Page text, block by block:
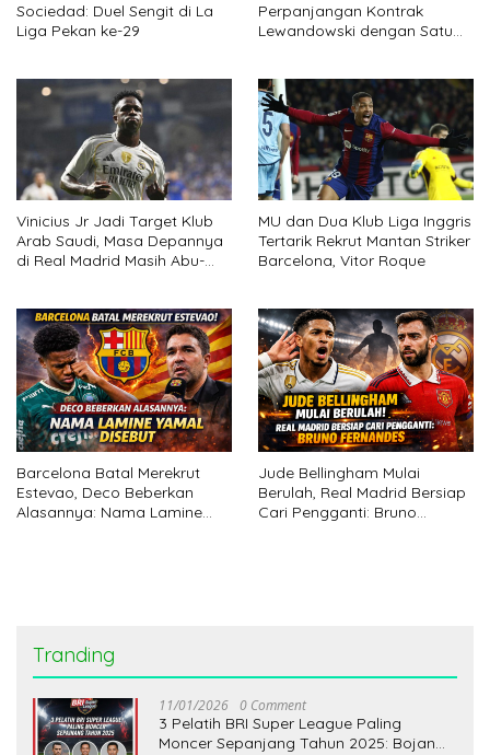
Sociedad: Duel Sengit di La
Liga Pekan ke-29
Perpanjangan Kontrak
Lewandowski dengan Satu
Vinicius Jr Jadi Target Klub
Arab Saudi, Masa Depannya
di Real Madrid Masih Abu-
MU dan Dua Klub Liga Inggris
Tertarik Rekrut Mantan Striker
Barcelona, Vitor Roque
Barcelona Batal Merekrut
Estevao, Deco Beberkan
Alasannya: Nama Lamine
Jude Bellingham Mulai
Berulah, Real Madrid Bersiap
Cari Pengganti: Bruno
Tranding
11/01/2026 0 Comment
3 Pelatih BRI Super League Paling
Moncer Sepanjang Tahun 2025: Bojan